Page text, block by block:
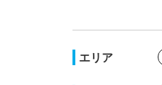
エリア